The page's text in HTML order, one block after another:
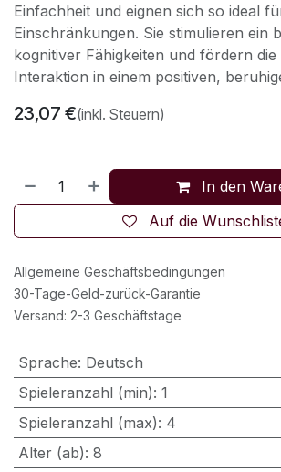
Einfachheit und eignen sich so ideal
Einschränkungen. Sie stimulieren ein
kognitiver Fähigkeiten und fördern die
Interaktion in einem positiven,
23,07 €(inkl. Steuern)
In den
Auf die
Allgemeine Geschäftsbedingungen
30-Tage-Geld-zurück-Garantie
Versand: 2-3 Geschäftstage
Sprache: Deutsch
Spieleranzahl (min): 1
Spieleranzahl (max): 4
Alter (ab): 8